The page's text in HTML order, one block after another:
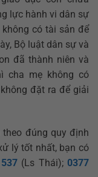
lực hành vi dân sự
có tài sản để
Bộ luật dân sự và
đã thành niên và
cha mẹ không có
đặt ra để giải
đúng quy định
lý tốt nhất, bạn có
(Ls Thái); 0377